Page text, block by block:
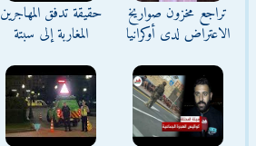
تراجع مخزون صواريخ
الاعتراض لدى أوكرانيا
حقيقة تدفق المهاجرين
المغاربة إلى سبتة